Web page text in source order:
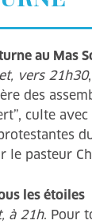
au Mas
vers 21h30
des
culte avec
le pasteur
les étoiles
à 21h. Pour